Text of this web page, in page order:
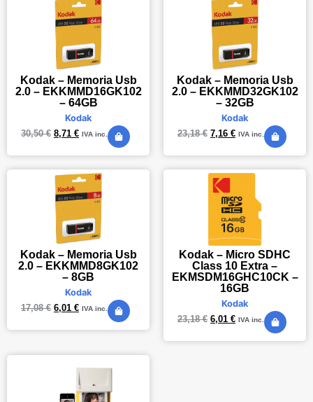
Kodak – Memoria Usb
2.0 – EKKMMD16GK102
– 64GB
Kodak
30,50€ 8,71 € IVA inc.
Kodak – Memoria Usb
2.0 – EKKMMD32GK102
– 32GB
Kodak
23,18€ 7,16 € IVA inc.
Kodak – Memoria Usb
2.0 – EKKMMD8GK102
– 8GB
Kodak
17,08€ 6,01 € IVA inc.
Kodak – Micro SDHC
Class 10 Extra –
EKMSDM16GHC10CK –
16GB
Kodak
23,18€ 6,01 € IVA inc.